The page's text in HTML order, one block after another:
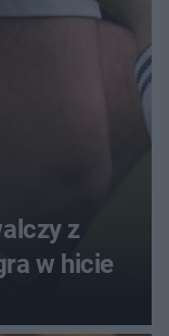
z
w hicie